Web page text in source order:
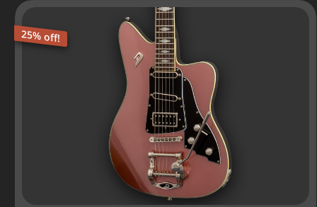
25% off!